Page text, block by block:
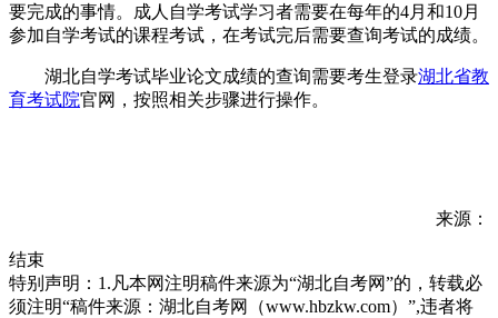
要完成的事情。成人自学考试学习者需要在每年的4月和10月
参加自学考试的课程考试，在考试完后需要查询考试的成绩。
湖北自学考试毕业论文成绩的查询需要考生登录湖北省教
育考试院官网，按照相关步骤进行操作。
来源：
结束
特别声明：1.凡本网注明稿件来源为“湖北自考网”的，转载必
须注明“稿件来源：湖北自考网（www.hbzkw.com）”,违者将